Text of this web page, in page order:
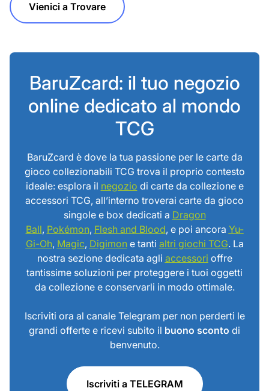
Vienici a Trovare
BaruZcard: il tuo negozio
online dedicato al mondo
TCG
BaruZcard è dove la tua passione per le carte da
gioco collezionabili TCG trova il proprio contesto
ideale: esplora il negozio di carte da collezione e
accessori TCG, all’interno troverai carte da gioco
singole e box dedicati a Dragon
Ball, Pokémon, Flesh and Blood, e poi ancora Yu-
Gi-Oh, Magic, Digimone tanti altri giochi TCG. La
nostra sezione dedicata agli accessori offre
tantissime soluzioni per proteggere i tuoi oggetti
da collezione e conservarli in modo ottimale.
Iscriviti ora al canale Telegram per non perderti le
grandi offerte e ricevi subito il buono sconto di
benvenuto.
Iscriviti a TELEGRAM